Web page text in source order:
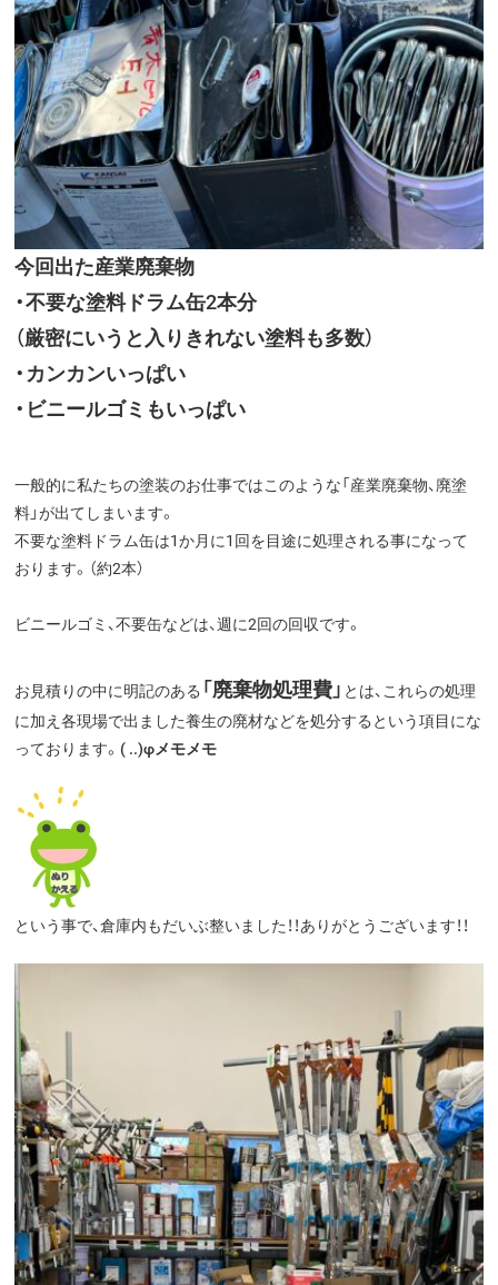
今回出た産業廃棄物
・不要な塗料ドラム缶2本分
（厳密にいうと入りきれない塗料も多数）
・カンカンいっぱい
・ビニールゴミもいっぱい
一般的に私たちの塗装のお仕事ではこのような「産業廃棄物、廃塗
料」が出てしまいます。
不要な塗料ドラム缶は1か月に1回を目途に処理される事になって
おります。（約2本）
ビニールゴミ、不要缶などは、週に2回の回収です。
お見積りの中に明記のある 「廃棄物処理費」 とは、これらの処理
に加え各現場で出ました養生の廃材などを処分するという項目にな
っております。 ( ..)φメモメモ
という事で、倉庫内もだいぶ整いました！！ありがとうございます！！